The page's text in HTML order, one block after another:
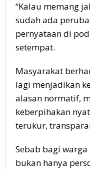
“Kalau memang
sudah ada
pernyataan di
setempat.
Masyarakat
lagi menjadikan
alasan normatif,
keberpihakan
terukur,
Sebab bagi
bukan hanya